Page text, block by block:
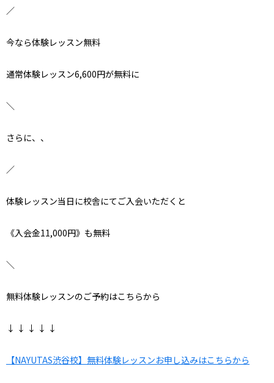
／
今なら体験レッスン無料
通常体験レッスン6,600円が無料に
＼
さらに、、
／
体験レッスン当日に校舎にてご入会いただくと
《入会金11,000円》も無料
＼
無料体験レッスンのご予約はこちらから
↓ ↓ ↓ ↓ ↓
【NAYUTAS渋谷校】無料体験レッスンお申し込みはこちらから